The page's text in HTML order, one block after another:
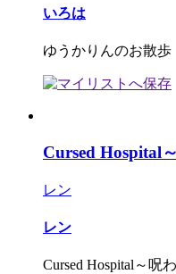
いろは
ゆうかりんのお散歩
Cursed Hospital
レン
レン
Cursed Hospital～呪